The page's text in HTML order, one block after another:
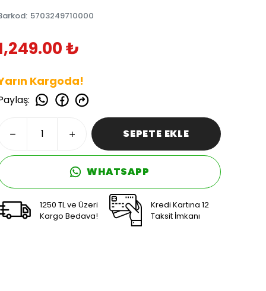
: 5703249710000
₺
Kargoda!
:
SEPETE EKLE
WHATSAPP
1250 TL ve Üzeri
Kargo Bedava!
Kredi Kartına 12
Taksit İmkanı